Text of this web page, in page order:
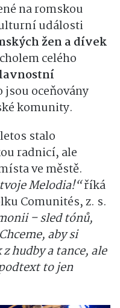
na romskou
události
žen a dívek
celého
jsou oceňovány
komunity.
stalo
radnicí, ale
ve městě.
Melodia!“říká
Comunités, z. s.
– sled tónů,
aby si
hudby a tance, ale
to jen